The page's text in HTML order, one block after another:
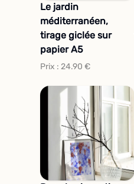
Le jardin
méditerranéen,
tirage giclée sur
papier A5
Prix : 24.90 €